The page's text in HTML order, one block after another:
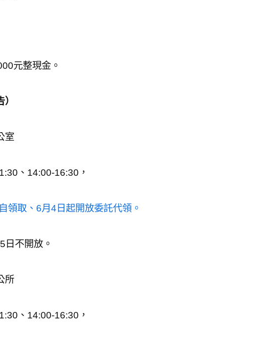
元整現金。
室
、14:00-16:30，
領取、6月4日起開放委託代領。
日不開放。
所
、14:00-16:30，